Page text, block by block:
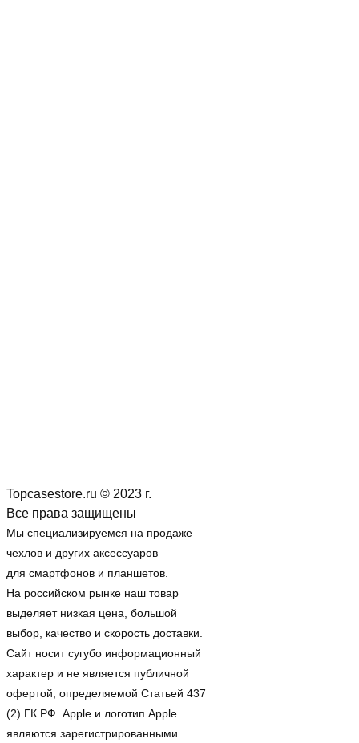
Topcasestore.ru © 2023 г.
Все права защищены
Мы специализируемся на продаже
чехлов и других аксессуаров
для смартфонов и планшетов.
На российском рынке наш товар
выделяет низкая цена, большой
выбор, качество и скорость доставки.
Сайт носит сугубо информационный
характер и не является публичной
офертой, определяемой Статьей 437
(2) ГК РФ. Apple и логотип Apple
являются зарегистрированными